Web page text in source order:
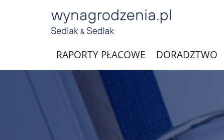
RAPORTY PŁACOWE DORADZTWO